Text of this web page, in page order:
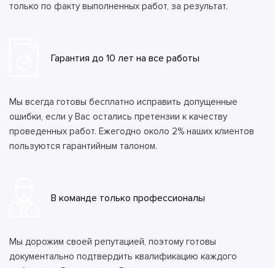
только по факту выполненных работ, за результат.
Гарантия до 10 лет на все работы
Мы всегда готовы бесплатно исправить допущенные
ошибки, если у Вас остались претензии к качеству
проведенных работ. Ежегодно около 2% наших клиентов
пользуются гарантийным талоном.
В команде только профессионалы
Мы дорожим своей репутацией, поэтому готовы
документально подтвердить квалификацию каждого